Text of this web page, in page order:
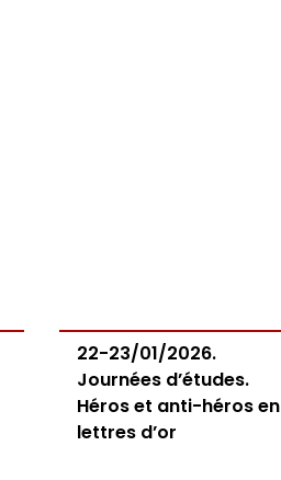
22-23/01/2026.
Journées d’études.
Héros et anti-héros en
lettres d’or